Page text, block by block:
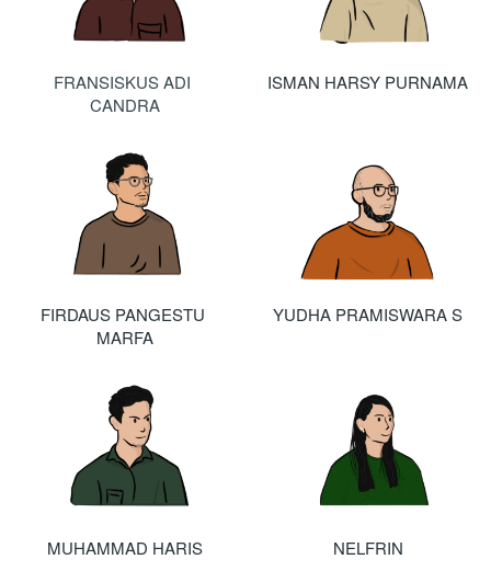
FRANSISKUS ADI
CANDRA
ISMAN HARSY PURNAMA
FIRDAUS PANGESTU
MARFA
YUDHA PRAMISWARA S
MUHAMMAD HARIS NELFRIN